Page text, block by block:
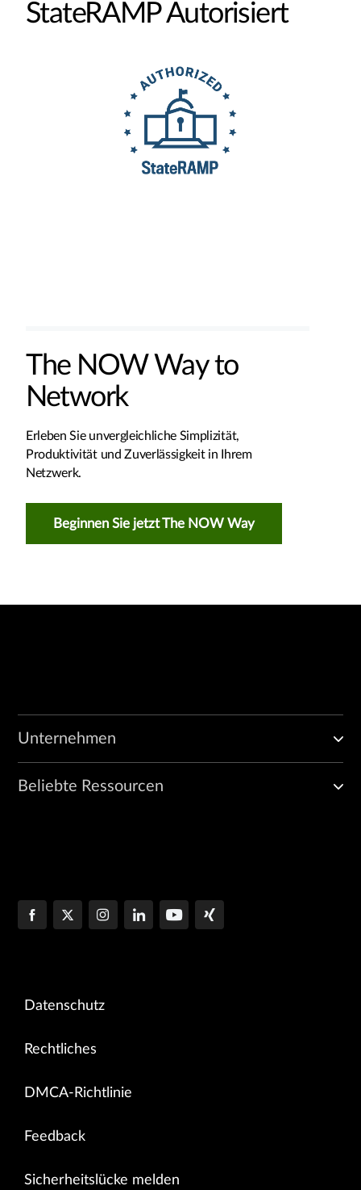
StateRAMP Autorisiert
The NOW Way to
Network
Erleben Sie unvergleichliche Simplizität,
Produktivität und Zuverlässigkeit in Ihrem
Netzwerk.
Beginnen Sie jetzt The NOW Way
Unternehmen
Beliebte Ressourcen
Datenschutz
Rechtliches
DMCA-Richtlinie
Feedback
Sicherheitslücke melden